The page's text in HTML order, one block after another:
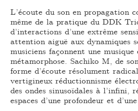
L’écoute du son en propagation
même de la pratique du DDK
d’interactions d’une extrême
attention aiguë aux dynamiques
musiciens façonnent une musique
métamorphose. Sachiko M, de
forme d’écoute résolument
vertigineux réductionnisme
des ondes sinusoïdales à l’infini,
espaces d’une profondeur et